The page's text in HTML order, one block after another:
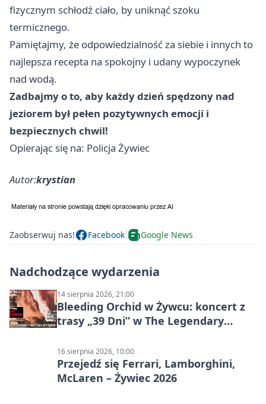
fizycznym schłodź ciało, by uniknąć szoku
termicznego.
Pamiętajmy, że odpowiedzialność za siebie i innych to
najlepsza recepta na spokojny i udany wypoczynek
nad wodą.
Zadbajmy o to, aby każdy dzień spędzony nad
jeziorem był pełen pozytywnych emocji i
bezpiecznych chwil!
Opierając się na: Policja Żywiec
Autor:krystian
Zaobserwuj nas! Facebook Google News
Nadchodzące wydarzenia
14 sierpnia 2026, 21:00
Bleeding Orchid w Żywcu: koncert z
trasy „39 Dni” w The Legendary
16 sierpnia 2026, 10:00
Przejedź się Ferrari, Lamborghini,
McLaren – Żywiec 2026